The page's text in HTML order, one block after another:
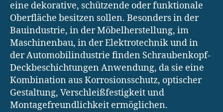
eine dekorative, schützende oder funktionale
Oberfläche besitzen sollen. Besonders in der
Bauindustrie, in der Möbelherstellung, im
Maschinenbau, in der Elektrotechnik und in
der Automobilindustrie finden Schraubenkopf-
Deckbeschichtungen Anwendung, da sie eine
Kombination aus Korrosionsschutz, optischer
Gestaltung, Verschleißfestigkeit und
Montagefreundlichkeit ermöglichen.